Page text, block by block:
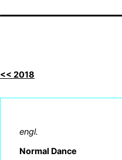
<< 2018
engl.
Normal Dance